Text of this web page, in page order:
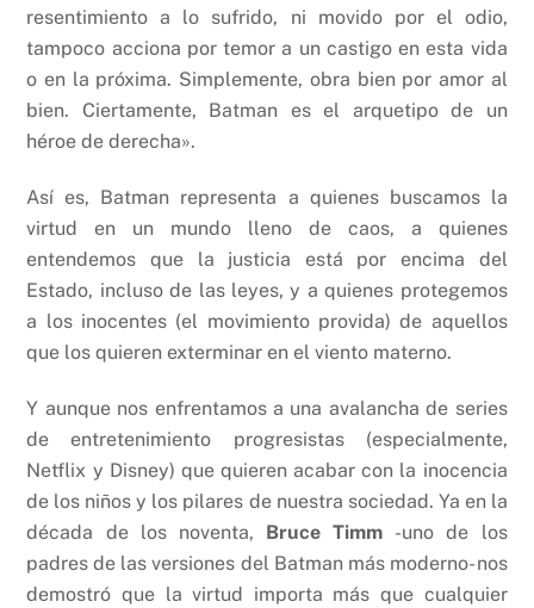
resentimiento a lo sufrido, ni movido por el odio,
tampoco acciona por temor a un castigo en esta vida
o en la próxima. Simplemente, obra bien por amor al
bien. Ciertamente, Batman es el arquetipo de un
héroe de derecha».
Así es, Batman representa a quienes buscamos la
virtud en un mundo lleno de caos, a quienes
entendemos que la justicia está por encima del
Estado, incluso de las leyes, y a quienes protegemos
a los inocentes (el movimiento provida) de aquellos
que los quieren exterminar en el viento materno.
Y aunque nos enfrentamos a una avalancha de series
de entretenimiento progresistas (especialmente,
Netflix y Disney) que quieren acabar con la inocencia
de los niños y los pilares de nuestra sociedad. Ya en la
década de los noventa, Bruce Timm -uno de los
padres de las versiones del Batman más moderno- nos
demostró que la virtud importa más que cualquier